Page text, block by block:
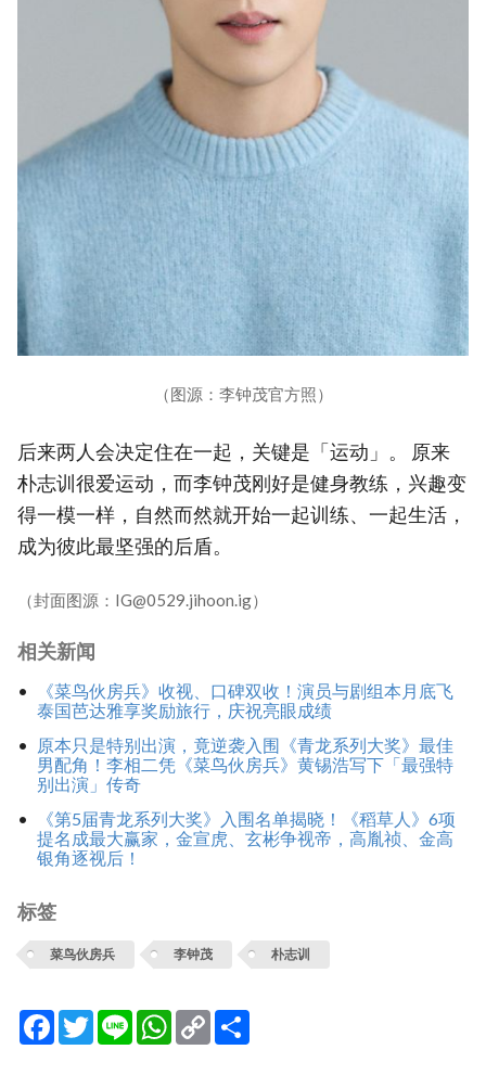
（图源：李钟茂官方照）
后来两人会决定住在一起，关键是「运动」。 原来
朴志训很爱运动，而李钟茂刚好是健身教练，兴趣变
得一模一样，自然而然就开始一起训练、一起生活，
成为彼此最坚强的后盾。
（封面图源：IG@0529.jihoon.ig）
相关新闻
《菜鸟伙房兵》收视、口碑双收！演员与剧组本月底飞
泰国芭达雅享奖励旅行，庆祝亮眼成绩
原本只是特别出演，竟逆袭入围《青龙系列大奖》最佳
男配角！李相二凭《菜鸟伙房兵》黄锡浩写下「最强特
别出演」传奇
《第5届青龙系列大奖》入围名单揭晓！《稻草人》6项
提名成最大赢家，金宣虎、玄彬争视帝，高胤祯、金高
银角逐视后！
标签
菜鸟伙房兵 李钟茂 朴志训
Facebook
TwitterLine WhatsApp
Copy
Link